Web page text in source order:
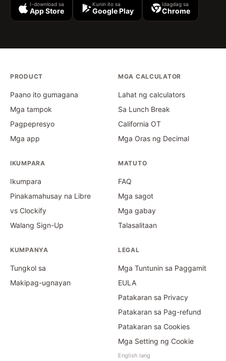
I-download sa
App Store
Kunin ito sa
Google Play
Idagdag sa
Chrome
PRODUCT
Paano ito gumagana
Mga tampok
Pagpepresyo
Mga app
MGA CALCULATOR
Lahat ng calculators
Sa Lunch Break
California OT
Mga Oras ng Decimal
IKUMPARA
Ikumpara
Pinakamahusay na Libre
vs Clockify
Walang Sign-Up
MATUTO
FAQ
Mga sagot
Mga gabay
Talasalitaan
KUMPANYA
Tungkol sa
Makipag-ugnayan
LEGAL
Mga Tuntunin sa Paggamit
EULA
Patakaran sa Privacy
Patakaran sa Pag-refund
Patakaran sa Cookies
Mga Setting ng Cookie
English lang